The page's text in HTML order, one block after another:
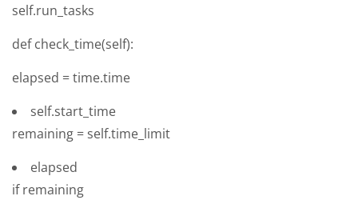
self.run_tasks
def check_time(self):
elapsed = time.time
self.start_time
remaining = self.time_limit
elapsed
if remaining